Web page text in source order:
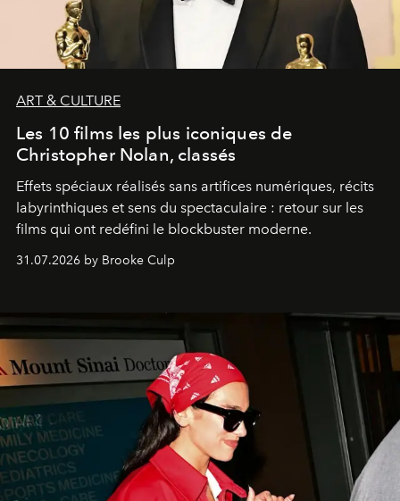
ART & CULTURE
Les 10 films les plus iconiques de
Christopher Nolan, classés
Effets spéciaux réalisés sans artifices numériques, récits
labyrinthiques et sens du spectaculaire : retour sur les
films qui ont redéfini le blockbuster moderne.
31.07.2026 by Brooke Culp